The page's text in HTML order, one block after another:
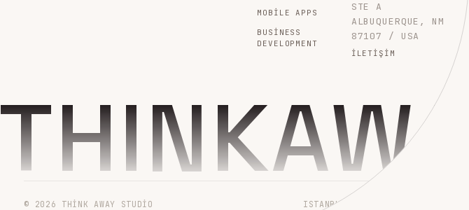
MOBILE APPS
BUSINESS
DEVELOPMENT
STE A
ALBUQUERQUE, NM
87107 / USA
İLETIŞIM
© 2026 THINK AWAY STUDIO ISTANBUL → WORLDWIDE